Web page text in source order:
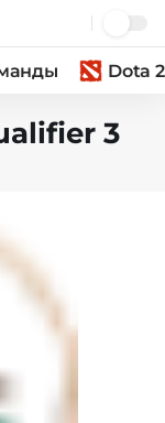
Dota 2
3